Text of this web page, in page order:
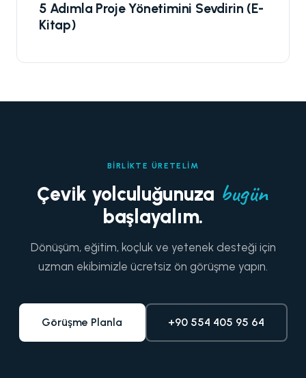
5 Adımla Proje Yönetimini Sevdirin (E-
Kitap)
BIRLIKTE ÜRETELIM
Çevik yolculuğunuza bugün
başlayalım.
Dönüşüm, eğitim, koçluk ve yetenek desteği için
uzman ekibimizle ücretsiz ön görüşme yapın.
Görüşme Planla +90 554 405 95 64